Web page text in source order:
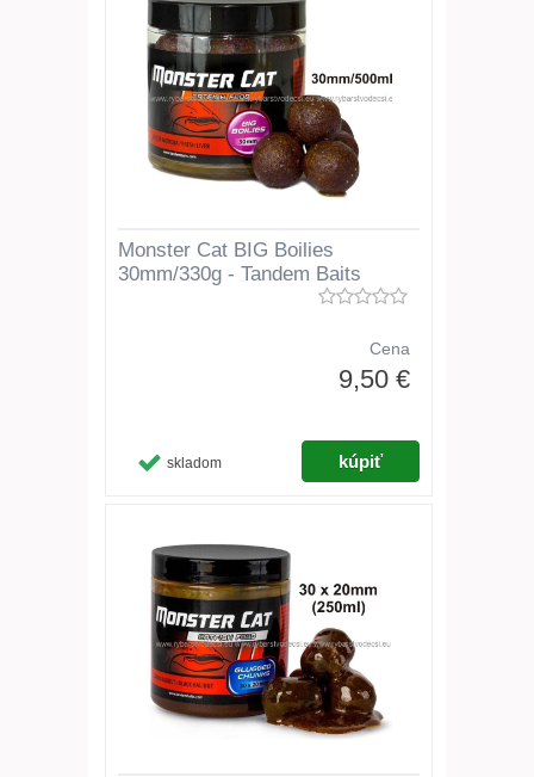
Monster Cat BIG Boilies
30mm/330g - Tandem Baits
Cena
9,50 €
skladom